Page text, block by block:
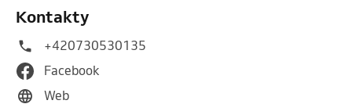
Kontakty
+420730530135
Facebook
Web